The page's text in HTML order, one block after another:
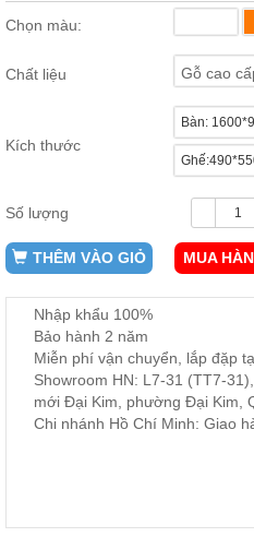
ăn,
bếp
Thất
Công,
Vườn
Bàn
Cây
Chọn màu:
Chất liệu Gỗ cao
Kích thước
Bàn:
Số lượng
THÊM VÀO GIỎ MUA
Nhập khẩu 100%
Bảo hành 2 năm
Miễn phí vận chuyển, lắp đặp
Showroom HN: L7-31 (TT7-
mới Đại Kim, phường Đại Kim,
Chi nhánh Hồ Chí Minh: Giao